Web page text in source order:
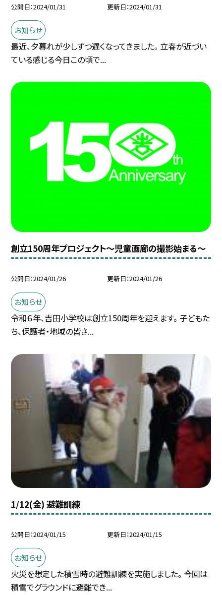
公開日 2024/01/31 更新日 2024/01/31
お知らせ
最近、夕暮れが少しずつ遅くなってきました。 立春が近づい
ている感じる今日この頃で...
創立150周年プロジェクト〜児童画廊の撮影始まる〜
公開日 2024/01/26 更新日 2024/01/26
お知らせ
令和６年、吉田小学校は創立150周年を迎えます。 子どもた
ち、保護者・地域の皆さ...
1/12(金) 避難訓練
公開日 2024/01/15 更新日 2024/01/15
お知らせ
火災を想定した積雪時の避難訓練を実施しました。 今回は
積雪でグラウンドに避難でき...